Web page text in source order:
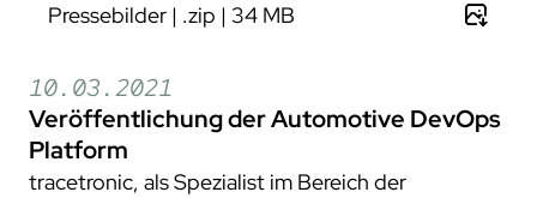
Pressebilder | .zip | 34 MB
10.03.2021
Veröffentlichung der Automotive DevOps
Platform
tracetronic, als Spezialist im Bereich der